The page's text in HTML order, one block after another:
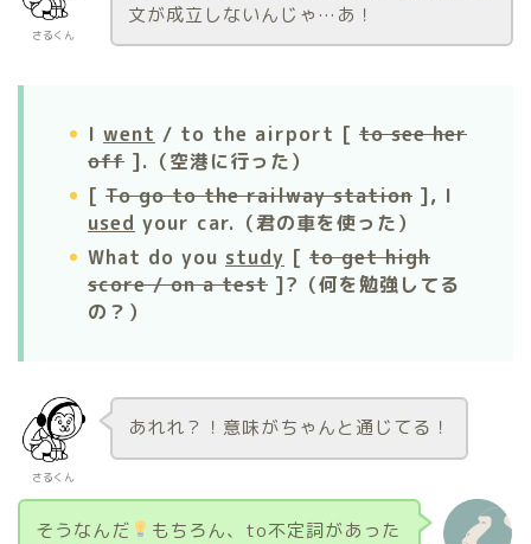
さるくん
文が成立しないんじゃ…あ！
I went / to the airport [ to see her
off ].（空港に行った）
[ To go to the railway station ], I
used your car.（君の車を使った）
What do you study [ to get high
score / on a test ]?（何を勉強してる
の？）
さるくん
あれれ？！意味がちゃんと通じてる！
そうなんだ
もちろん、to不定詞があった